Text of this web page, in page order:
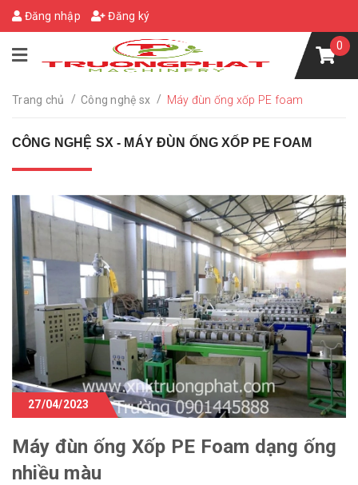
Đăng nhập Đăng ký
0
Trang chủ / Công nghệ sx / Máy đùn ống xốp PE foam
CÔNG NGHỆ SX - MÁY ĐÙN ỐNG XỐP PE FOAM
27/04/2023
Máy đùn ống Xốp PE Foam dạng ống
nhiều màu